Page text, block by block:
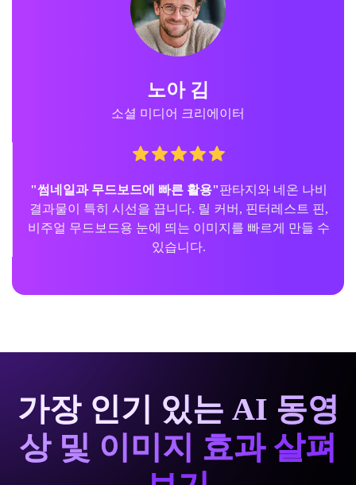
노아 김
소셜 미디어 크리에이터
"썸네일과 무드보드에 빠른 활용"판타지와 네온 나비
결과물이 특히 시선을 끕니다. 릴 커버, 핀터레스트 핀,
비주얼 무드보드용 눈에 띄는 이미지를 빠르게 만들 수
있습니다.
가장 인기 있는 AI 동영
상 및 이미지 효과 살펴